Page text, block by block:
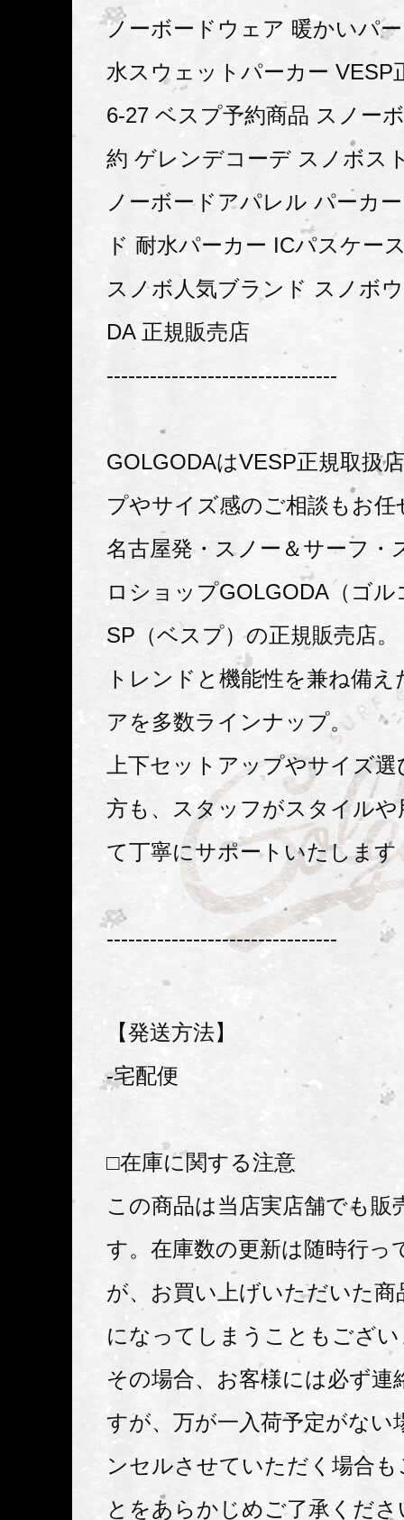
ノーボードウェア 暖かいパ
水スウェットパーカー VESP
6-27 ベスプ予約商品 スノー
約 ゲレンデコーデ スノボス
ノーボードアパレル パーカ
ド 耐水パーカー ICパスケー
スノボ人気ブランド スノボ
DA 正規販売店
--------------------------------
GOLGODAはVESP正規取扱
プやサイズ感のご相談もお
名古屋発・スノー＆サーフ・
ロショップGOLGODA（ゴ
SP（ベスプ）の正規販売店。
トレンドと機能性を兼ね備
アを多数ラインナップ。
上下セットアップやサイズ
方も、スタッフがスタイル
て丁寧にサポートいたします
--------------------------------
【発送方法】
-宅配便
□在庫に関する注意
この商品は当店実店舗でも販
す。在庫数の更新は随時行っ
が、お買い上げいただいた商
になってしまうこともござ
その場合、お客様には必ず連
すが、万が一入荷予定がない
ンセルさせていただく場合
とをあらかじめご了承くださ